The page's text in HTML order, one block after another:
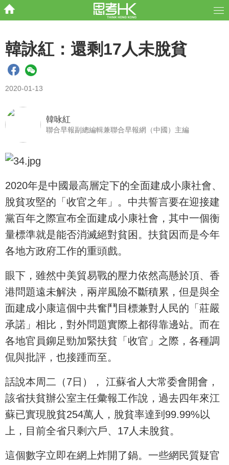
韓詠紅：還剩17人未脫貧
2020-01-13
韓咏紅
聯合早報副總編輯兼聯合早報網（中國）主編
2020年是中國最高層定下的全面建成小康社會、
脫貧攻堅的「收官之年」。中共誓言要在迎接建
黨百年之際宣布全面建成小康社會，其中一個衡
量標準就是能否消滅絕對貧困。扶貧因而是今年
各地方政府工作的重頭戲。
眼下，雖然中美貿易戰的壓力依然高懸於頂、香
港問題遠未解決，兩岸風險不斷積累，但是與全
面建成小康這個中共奮鬥目標兼對人民的「莊嚴
承諾」相比，對外問題實際上都得靠邊站。而在
各地官員鉚足勁加緊扶貧「收官」之際，各種調
侃與批評，也接踵而至。
話說本周二（7日）， 江蘇省人大常委會開會，
該省扶貧辦公室主任彙報工作說，過去四年來江
蘇已實現脫貧254萬人，脫貧率達到99.99%以
上，目前全省只剩六戶、17人未脫貧。
這個數字立即在網上炸開了鍋。一些網民質疑官